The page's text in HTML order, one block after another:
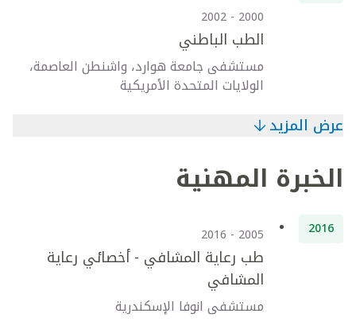
2000 - 2002
الطب الباطني
مستشفى جامعة هوارد، واشنطن العاصمة،
الولايات المتحدة الأمريكية
عرض المزيد
الخبرة المهنية
2016
2005 - 2016
طب رعاية المشافي - أخصائي رعاية
المشافي
مستشفى انوفا الإسكندرية